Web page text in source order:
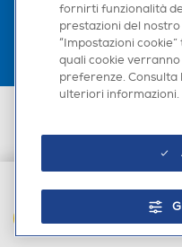
n. 13337170156. Codice
agli Artt. 45 e ss del Codice del
fornirti funzionalità
prestazioni del
“Impostazioni
quali cookie
preferenze. Consulta
ulteriori informazioni.